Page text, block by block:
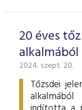
20 éves
2024. szept. 20.
Tőzsdei